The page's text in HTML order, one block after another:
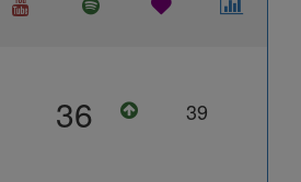
36 39